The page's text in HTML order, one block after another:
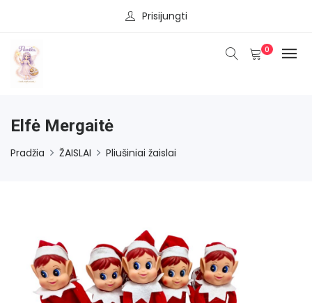
Prisijungti
0
Elfė Mergaitė
Pradžia ŽAISLAI Pliušiniai žaislai